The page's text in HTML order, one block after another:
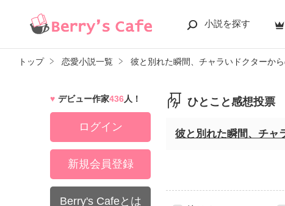
小説を探す
トップ 恋愛小説一覧 彼と別れた瞬間、チャラいドクターか
ひとこと感想投票
彼と別れた瞬間、チャ
デビュー作家436人！
ログイン
新規会員登録
Berry's Cafeとは